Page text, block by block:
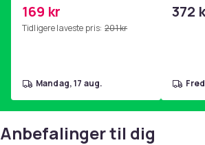
yoga og
hjemmegymnastikk Pink
169 kr
Tidligere laveste pris: 201 kr
mandag, 17 aug.
BPA-fri
372
Anbefalinger til dig